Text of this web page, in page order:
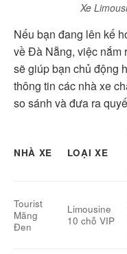
Xe
Nếu bạn đang lên kế
về Đà Nẵng, việc nắm
sẽ giúp bạn chủ động
thông tin các nhà xe
so sánh và đưa ra
NHÀ XE LOẠI XE
Tourist
Măng
Đen
Limousine
10 chỗ VIP